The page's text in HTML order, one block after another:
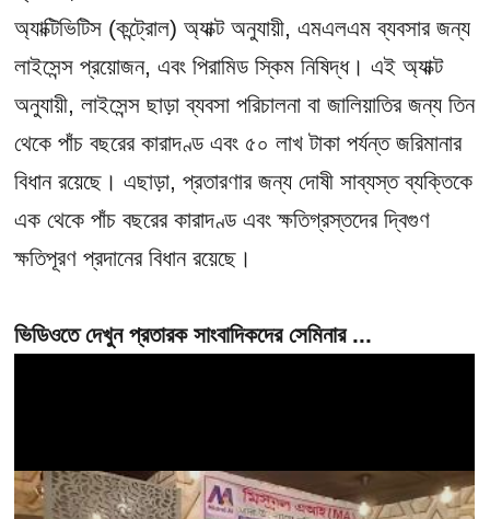
অ্যাক্টিভিটিস (কন্ট্রোল) অ্যাক্ট অনুযায়ী, এমএলএম ব্যবসার জন্য
লাইসেন্স প্রয়োজন, এবং পিরামিড স্কিম নিষিদ্ধ। এই অ্যাক্ট
অনুযায়ী, লাইসেন্স ছাড়া ব্যবসা পরিচালনা বা জালিয়াতির জন্য তিন
থেকে পাঁচ বছরের কারাদণ্ড এবং ৫০ লাখ টাকা পর্যন্ত জরিমানার
বিধান রয়েছে। এছাড়া, প্রতারণার জন্য দোষী সাব্যস্ত ব্যক্তিকে
এক থেকে পাঁচ বছরের কারাদণ্ড এবং ক্ষতিগ্রস্তদের দ্বিগুণ
ক্ষতিপূরণ প্রদানের বিধান রয়েছে।
ভিডিওতে দেখুন প্রতারক সাংবাদিকদের সেমিনার ...